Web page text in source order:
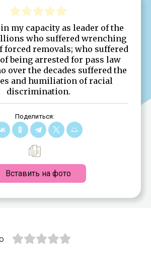
my capacity as leader of the
who suffered wrenching
removals; who suffered
being arrested for pass law
over the decades suffered the
and humiliation of racial
discrimination.
Поделиться:
Вставить на фото